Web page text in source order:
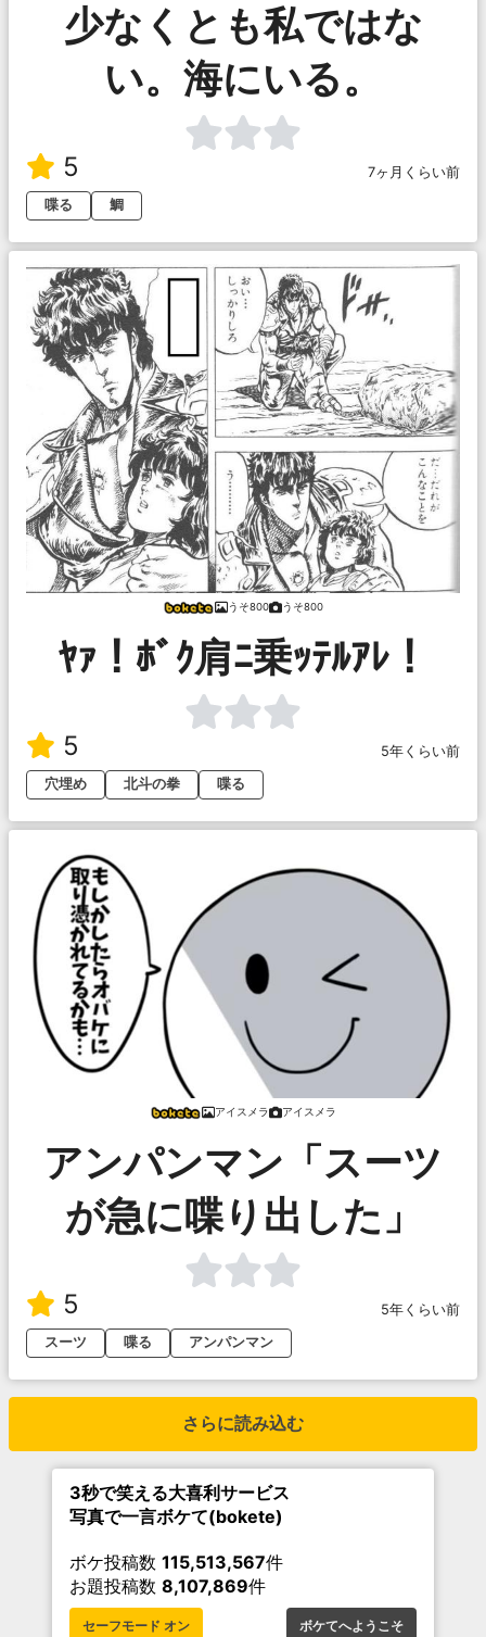
少なくとも私ではな
い。海にいる。
5
7ヶ月くらい前
喋る
鯛
うそ800 うそ800
ﾔｧ！ﾎﾞｸ肩ﾆ乗ｯﾃﾙｱﾚ！
5
5年くらい前
穴埋め
北斗の拳 喋る
アイスメラ アイスメラ
アンパンマン「スーツ
が急に喋り出した」
5
5年くらい前
スーツ
喋る アンパンマン
さらに読み込む
3秒で笑える大喜利サービス
写真で一言ボケて(bokete)
ボケ投稿数 115,513,567件
お題投稿数 8,107,869件
セーフモード オン ボケてへようこそ